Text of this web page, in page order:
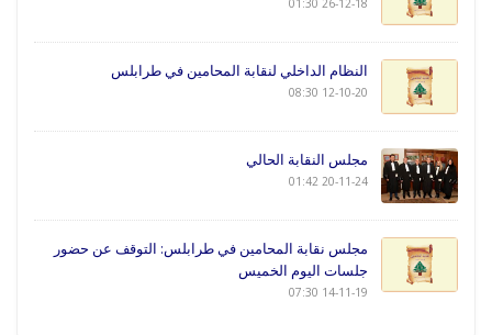
26-12-18 01:30
النظام الداخلي لنقابة المحامين في طرابلس
12-10-20 08:30
مجلس النقابة الحالي
20-11-24 01:42
مجلس نقابة المحامين في طرابلس: التوقف عن حضور
جلسات اليوم الخميس
14-11-19 07:30